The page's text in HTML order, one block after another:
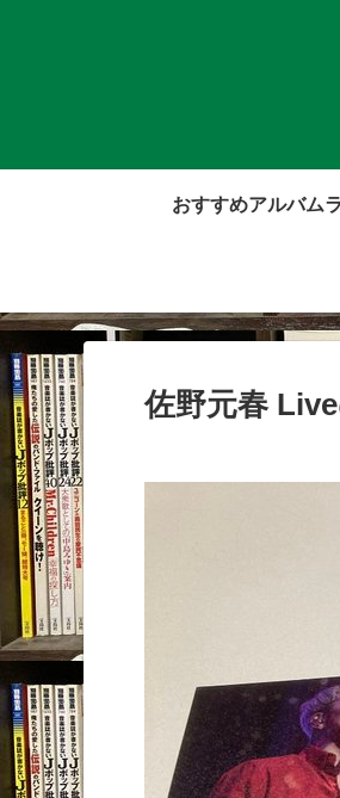
おすすめアルバム
佐野元春